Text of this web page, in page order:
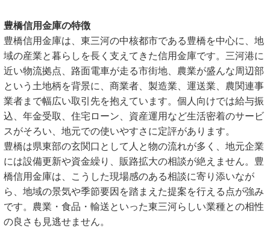
豊橋信用金庫の特徴
豊橋信用金庫は、東三河の中核都市である豊橋を中心に、地
域の産業と暮らしを長く支えてきた信用金庫です。三河港に
近い物流拠点、路面電車が走る市街地、農業が盛んな周辺部
という土地柄を背景に、商業者、製造業、運送業、農関連事
業者まで幅広い取引先を抱えています。個人向けでは給与振
込、年金受取、住宅ローン、資産運用など生活密着のサービ
スがそろい、地元での使いやすさに定評があります。
豊橋は県東部の玄関口として人と物の流れが多く、地元企業
には設備更新や資金繰り、販路拡大の相談が絶えません。豊
橋信用金庫は、こうした現場感のある相談に寄り添いなが
ら、地域の景気や季節要因を踏まえた提案を行える点が強み
です。農業・食品・輸送といった東三河らしい業種との相性
の良さも見逃せません。